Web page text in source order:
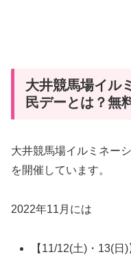
大井競馬場イル
民デーとは？無
大井競馬場イルミネー
を開催しています。
2022年11月には
【11/12(土)・13(